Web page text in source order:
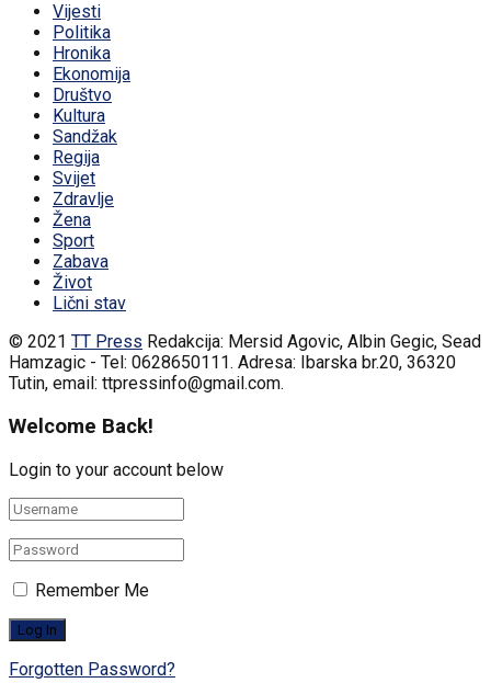
Vijesti
Politika
Hronika
Ekonomija
Društvo
Kultura
Sandžak
Regija
Svijet
Zdravlje
Žena
Sport
Zabava
Život
Lični stav
© 2021 TT Press Redakcija: Mersid Agovic, Albin Gegic, Sead
Hamzagic - Tel: 0628650111. Adresa: Ibarska br.20, 36320
Tutin, email: ttpressinfo@gmail.com.
Welcome Back!
Login to your account below
Remember Me
Forgotten Password?